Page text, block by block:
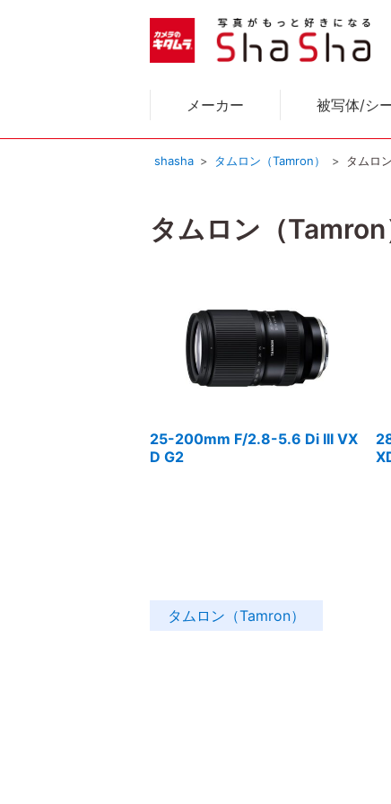
メーカー 被写体/シ
shasha タムロン（Tamron） タムロ
タムロン（
25-200mm F/2.8-5.6 Di III VX
D G2
タムロン（Tamron）